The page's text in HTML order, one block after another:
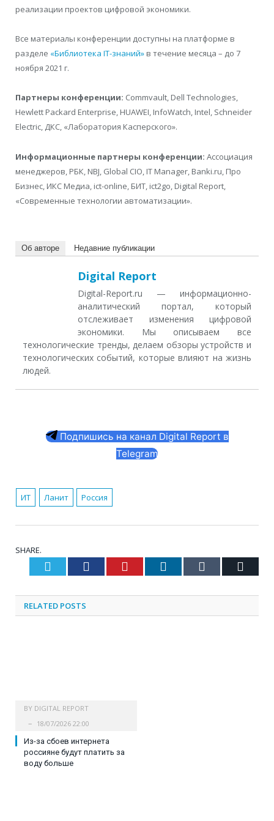
реализации проектов цифровой экономики.
Все материалы конференции доступны на платформе в
разделе «Библиотека IT-знаний» в течение месяца – до 7
ноября 2021 г.
Партнеры конференции: Commvault, Dell Technologies,
Hewlett Packard Enterprise, HUAWEI, InfoWatch, Intel, Schneider
Electric, ДКС, «Лаборатория Касперского».
Информационные партнеры конференции: Ассоциация
менеджеров, РБК, NBJ, Global CIO, IT Manager, Banki.ru, Про
Бизнес, ИКС Медиа, ict-online, БИТ, ict2go, Digital Report,
«Современные технологии автоматизации».
Об авторе Недавние публикации
Digital Report
Digital-Report.ru — информационно-
аналитический портал, который
отслеживает изменения цифровой
экономики. Мы описываем все
технологические тренды, делаем обзоры устройств и
технологических событий, которые влияют на жизнь
людей.
Подпишись на канал Digital Report в
Telegram
ИТ Ланит Россия
SHARE.
Twitter Facebook Pinterest LinkedIn Tumblr
RELATED POSTS
BY DIGITAL REPORT
18/07/2026 22:00
Из-за сбоев интернета
россияне будут платить за
воду больше